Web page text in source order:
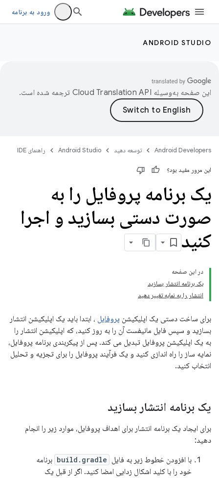
ورود به برنامه
ANDROID STUDIO
این صفحه به‌وسیله ترجمه شده است.
Android Developers توسعه دهید Android Studio راهنمای IDE
این مرور مفید بود؟
یک برنامه پروفایل را به
صورت دستی بسازید و اجرا
کنید
در این صفحه
یک برنامه انتشار بسازید
انتشار را به نمایه تغییر دهید
برای ساخت دستی یک اپلیکیشن پروفایل ، ابتدا باید یک اپلیکیشن انتشار
بسازید و سپس فایل مانیفست آن را به روز کنید، که اپلیکیشن انتشار را
به یک اپلیکیشن پروفایل تبدیل می کند. پس از پیکربندی برنامه پروفایل،
نمایه ساز را راه اندازی کنید و یک فرآیند پروفایل را برای تجزیه و تحلیل
انتخاب کنید.
یک برنامه انتشار بسازید
برای ایجاد یک برنامه انتشار برای اهداف پروفایل، موارد زیر را انجام
دهید:
با افزودن خطوط زیر به فایل build.gradle برنامه
خود را با کلید اشکال زدایی امضا کنید. اگر از قبل یک